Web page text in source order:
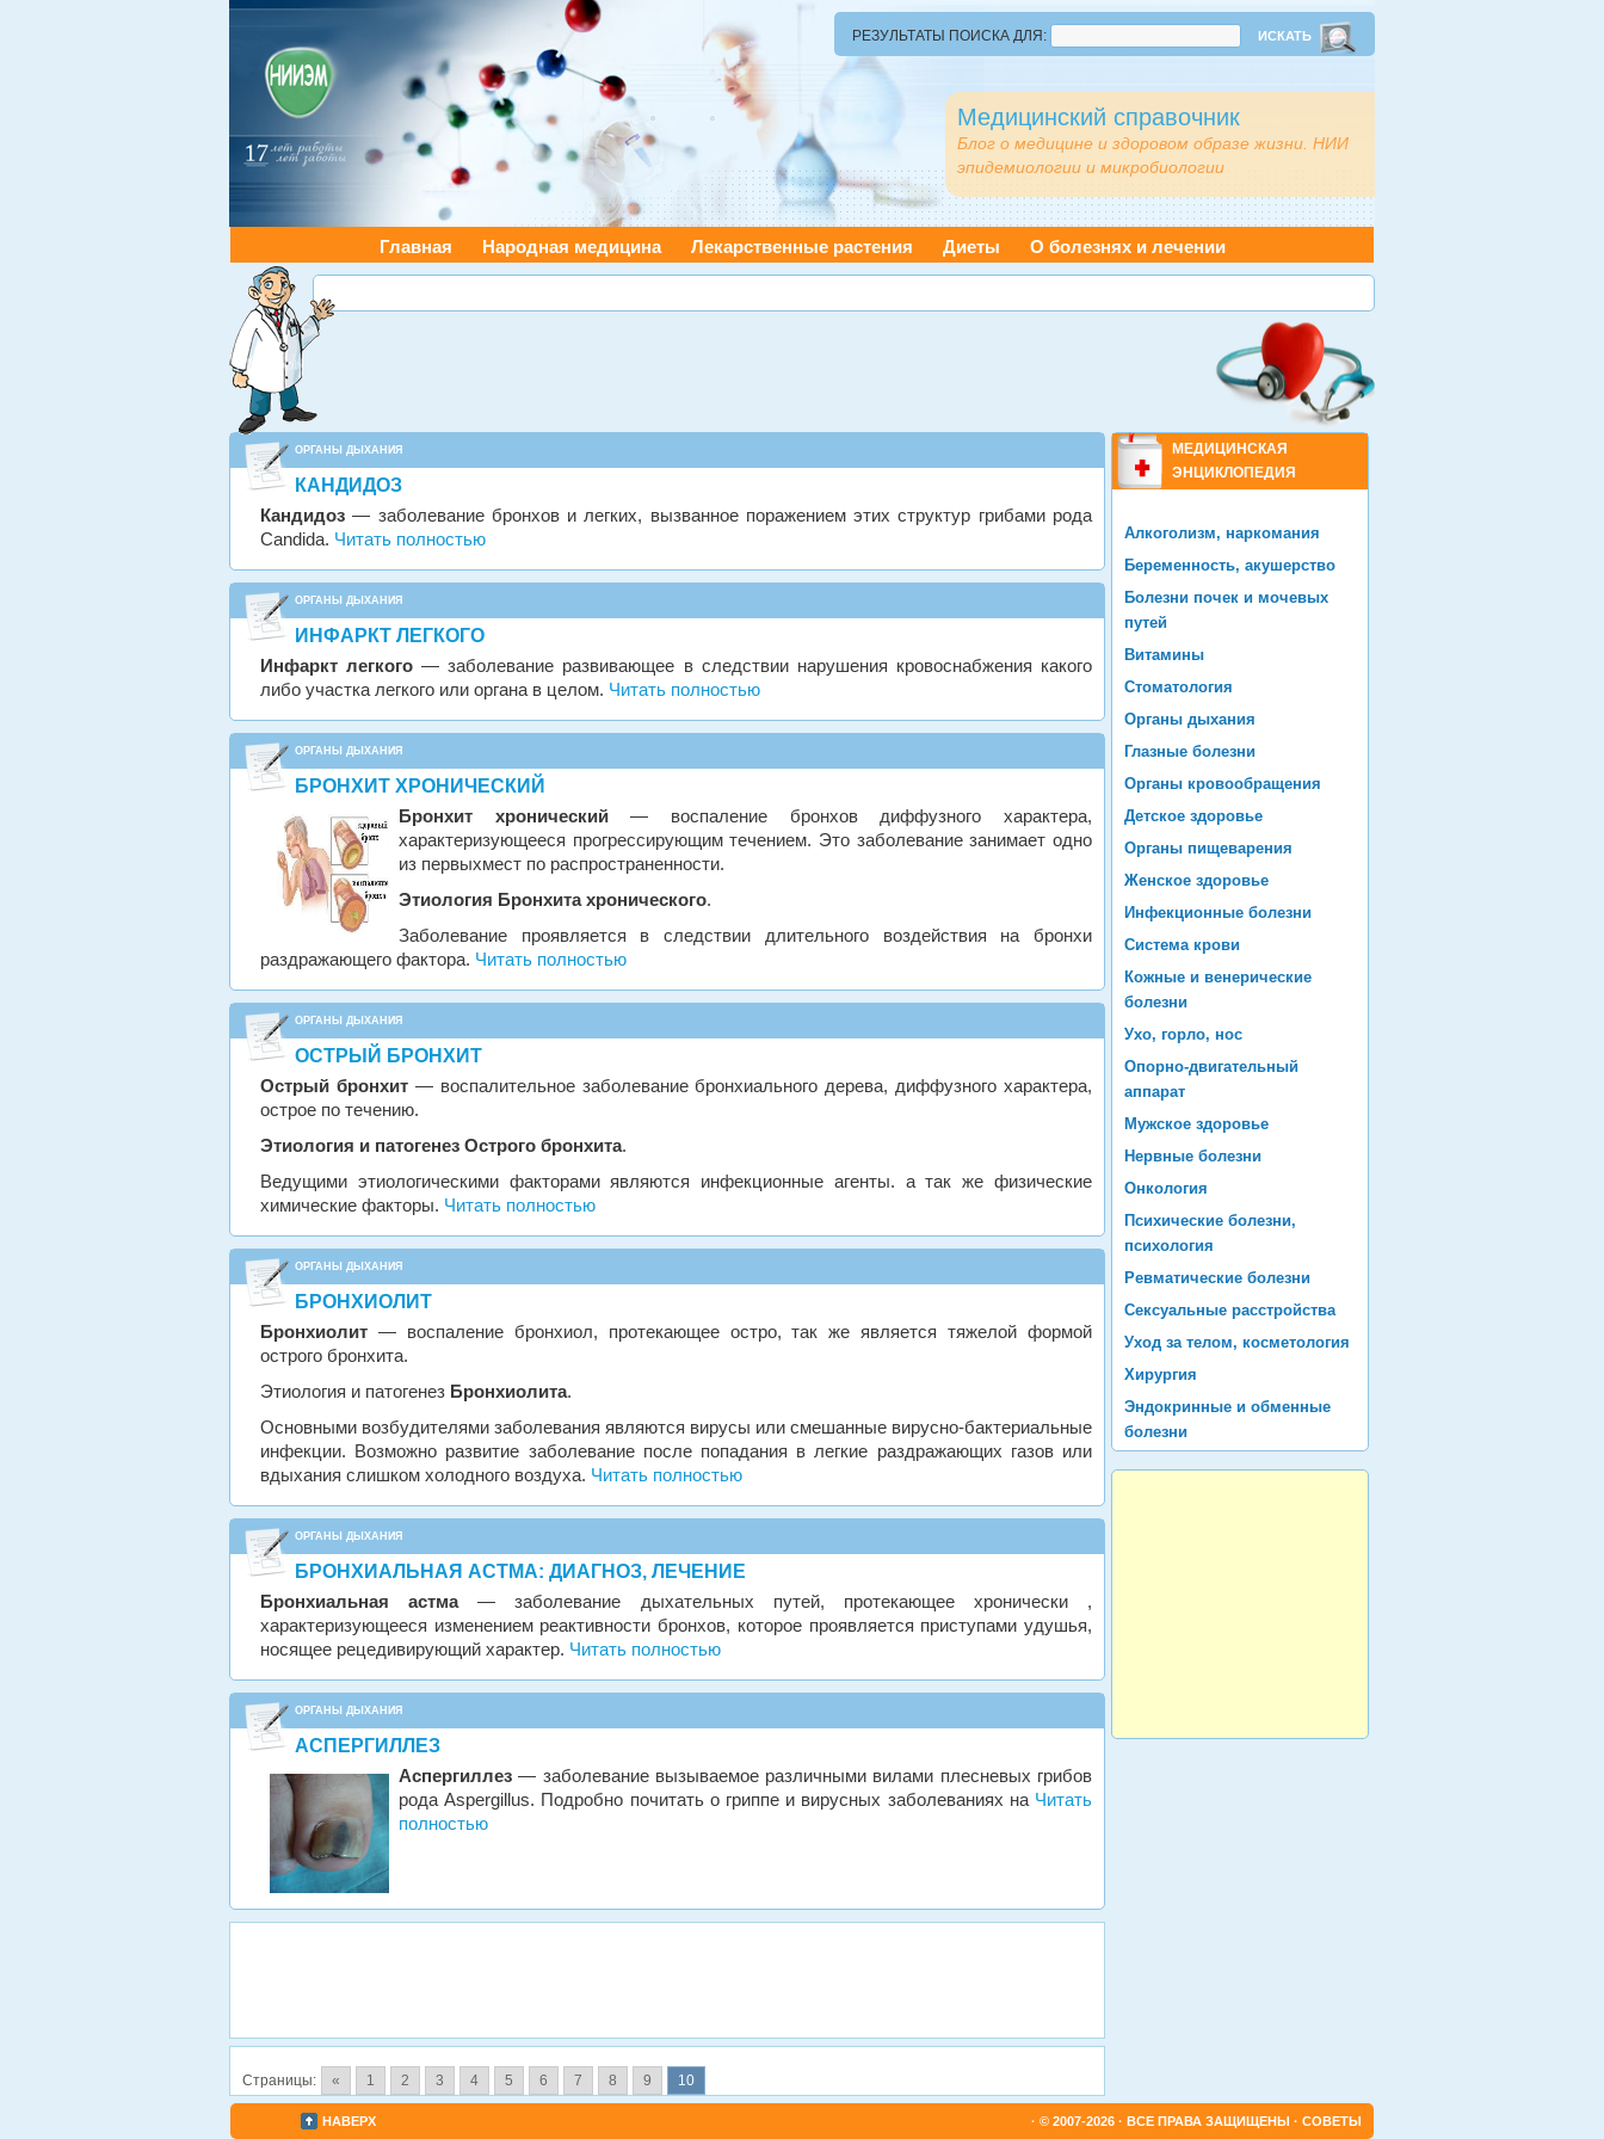
РЕЗУЛЬТАТЫ ПОИСКА ДЛЯ:
Медицинский справочник
Блог о медицине и здоровом образе жизни. НИИ
эпидемиологии и микробиологии
Главная Народная медицина Лекарственные растения Диеты О болезнях и лечении
ОРГАНЫ ДЫХАНИЯ
КАНДИДОЗ
Кандидоз — заболевание бронхов и легких, вызванное поражением этих структур грибами рода
Candida. Читать полностью
ОРГАНЫ ДЫХАНИЯ
ИНФАРКТ ЛЕГКОГО
Инфаркт легкого — заболевание развивающее в следствии нарушения кровоснабжения какого
либо участка легкого или органа в целом. Читать полностью
ОРГАНЫ ДЫХАНИЯ
БРОНХИТ ХРОНИЧЕСКИЙ
Бронхит хронический— воспаление бронхов диффузного характера,
характеризующееся прогрессирующим течением. Это заболевание занимает одно
из первыхмест по распространенности.
Этиология Бронхита хронического.
Заболевание проявляется в следствии длительного воздействия на бронхи
раздражающего фактора. Читать полностью
ОРГАНЫ ДЫХАНИЯ
ОСТРЫЙ БРОНХИТ
Острый бронхит— воспалительное заболевание бронхиального дерева, диффузного характера,
острое по течению.
Этиология и патогенез Острого бронхита.
Ведущими этиологическими факторами являются инфекционные агенты. а так же физические
химические факторы. Читать полностью
ОРГАНЫ ДЫХАНИЯ
БРОНХИОЛИТ
Бронхиолит — воспаление бронхиол, протекающее остро, так же является тяжелой формой
острого бронхита.
Этиология и патогенез Бронхиолита.
Основными возбудителями заболевания являются вирусы или смешанные вирусно-бактериальные
инфекции. Возможно развитие заболевание после попадания в легкие раздражающих газов или
вдыхания слишком холодного воздуха. Читать полностью
ОРГАНЫ ДЫХАНИЯ
БРОНХИАЛЬНАЯ АСТМА: ДИАГНОЗ, ЛЕЧЕНИЕ
Бронхиальная астма— заболевание дыхательных путей, протекающее хронически ,
характеризующееся изменением реактивности бронхов, которое проявляется приступами удушья,
носящее рецедивирующий характер. Читать полностью
ОРГАНЫ ДЫХАНИЯ
АСПЕРГИЛЛЕЗ
Аспергиллез — заболевание вызываемое различными вилами плесневых грибов
рода Aspergillus. Подробно почитать о гриппе и вирусных заболеваниях на Читать
полностью
Страницы: « 1 2 3 4 5 6 7 8 9 10
МЕДИЦИНСКАЯ
ЭНЦИКЛОПЕДИЯ
Алкоголизм, наркомания
Беременность, акушерство
Болезни почек и мочевых
путей
Витамины
Стоматология
Органы дыхания
Глазные болезни
Органы кровообращения
Детское здоровье
Органы пищеварения
Женское здоровье
Инфекционные болезни
Система крови
Кожные и венерические
болезни
Ухо, горло, нос
Опорно-двигательный
аппарат
Мужское здоровье
Нервные болезни
Онкология
Психические болезни,
психология
Ревматические болезни
Сексуальные расстройства
Уход за телом, косметология
Хирургия
Эндокринные и обменные
болезни
НАВЕРХ · © 2007-2026 · ВСЕ ПРАВА ЗАЩИЩЕНЫ · СОВЕТЫ